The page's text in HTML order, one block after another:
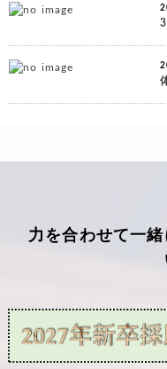
力を合わせて一